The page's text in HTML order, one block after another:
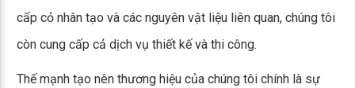
cấp cỏ nhân tạo và các nguyên vật liệu liên quan, chúng tôi
còn cung cấp cả dịch vụ thiết kế và thi công.
Thế mạnh tạo nên thương hiệu của chúng tôi chính là sự